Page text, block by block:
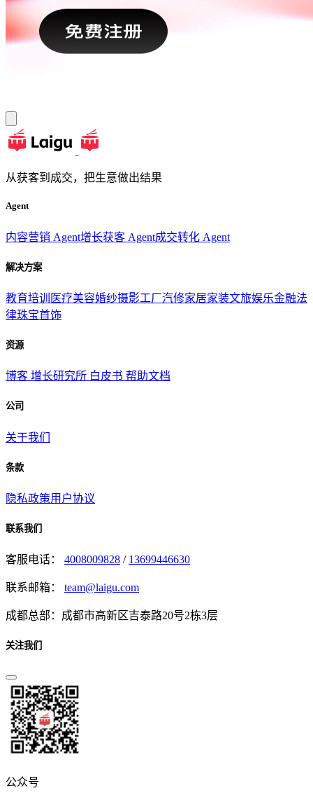
从获客到成交，把生意做出结果
Agent
内容营销 Agent增长获客 Agent成交转化 Agent
解决方案
教育培训 医疗美容婚纱摄影工厂汽修家居家装文旅娱乐金融法
律珠宝首饰
资源
博客 增长研究所 白皮书 帮助文档
公司
关于我们
条款
隐私政策用户协议
联系我们
客服电话： 4008009828 / 13699446630
联系邮箱： team@laigu.com
成都总部：成都市高新区吉泰路20号2栋3层
关注我们
公众号